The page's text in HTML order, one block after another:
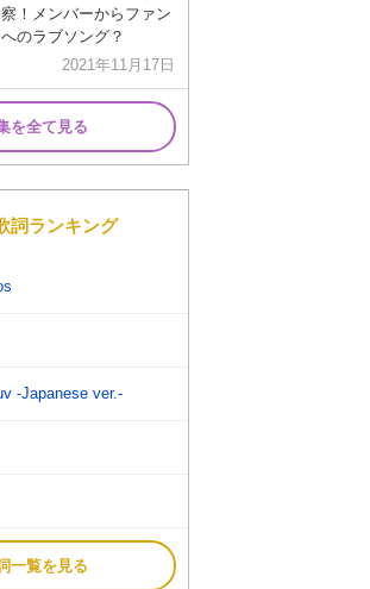
察！メンバーからファン
へのラブソング？
2021年11月17日
を全て見る
詞ランキング
-Japanese ver.-
一覧を見る